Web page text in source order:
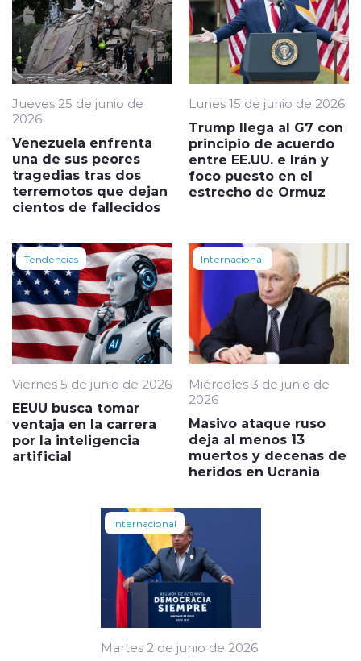
Jueves 25 de junio de
2026
Venezuela enfrenta
una de sus peores
tragedias tras dos
terremotos que dejan
cientos de fallecidos
Lunes 15 de junio de 2026
Trump llega al G7 con
principio de acuerdo
entre EE.UU. e Irán y
foco puesto en el
estrecho de Ormuz
Tendencias
Viernes 5 de junio de 2026
EEUU busca tomar
ventaja en la carrera
por la inteligencia
artificial
Internacional
Miércoles 3 de junio de
2026
Masivo ataque ruso
deja al menos 13
muertos y decenas de
heridos en Ucrania
Internacional
Martes 2 de junio de 2026